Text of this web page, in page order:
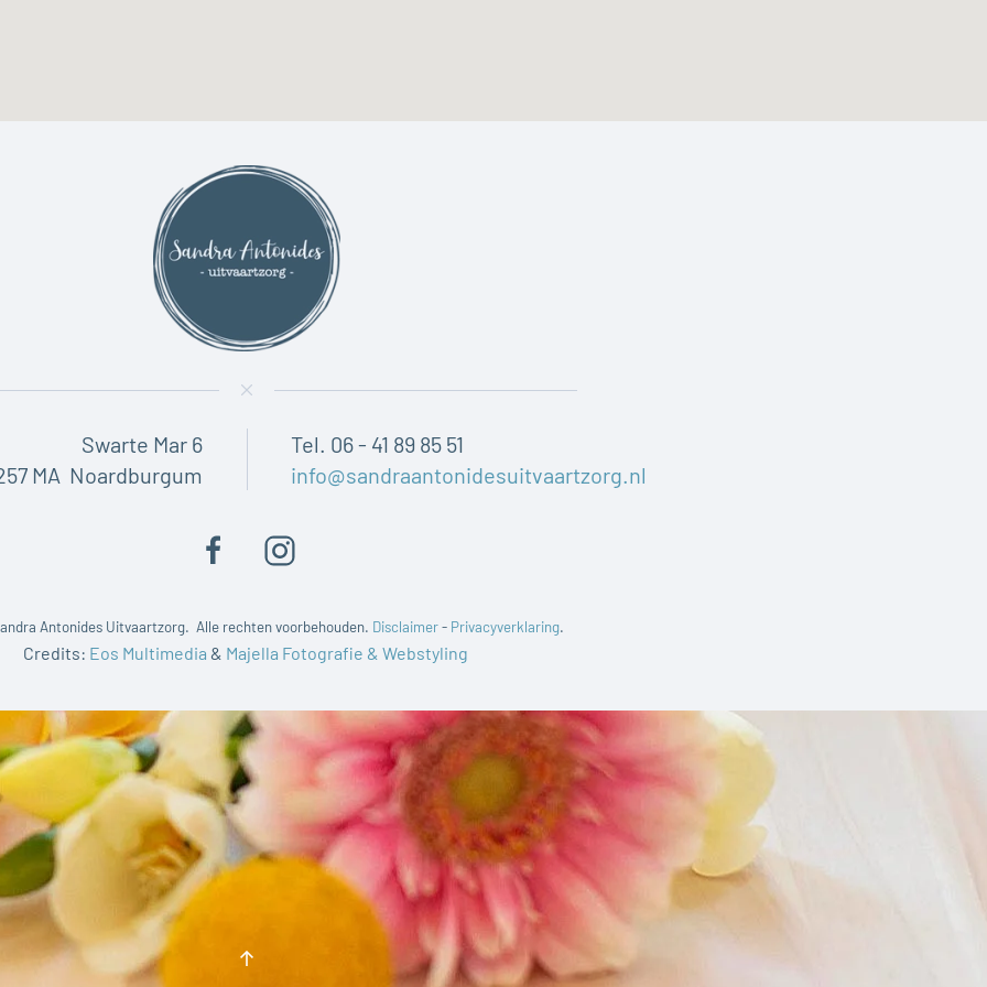
Swarte Mar 6
MA Noardburgum
Tel. 06 - 41 89 85 51
info@sandraantonidesuitvaartzorg.nl
Antonides Uitvaartzorg. Alle rechten voorbehouden. Disclaimer- Privacyverklaring.
Credits: Eos Multimedia & Majella Fotografie & Webstyling